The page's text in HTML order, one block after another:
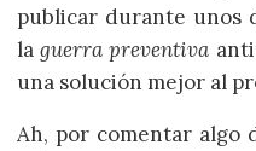
publicar durante unos
laguerra preventiva
una solución mejor al
Ah, por comentar algo